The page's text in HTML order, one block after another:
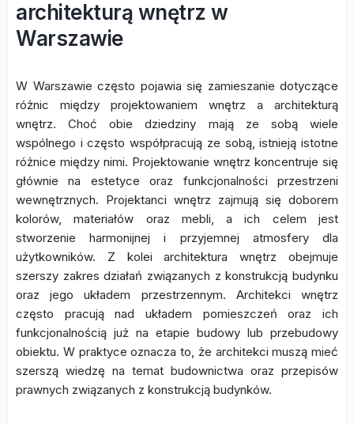
architekturą wnętrz w
Warszawie
W Warszawie często pojawia się zamieszanie dotyczące
różnic między projektowaniem wnętrz a architekturą
wnętrz. Choć obie dziedziny mają ze sobą wiele
wspólnego i często współpracują ze sobą, istnieją istotne
różnice między nimi. Projektowanie wnętrz koncentruje się
głównie na estetyce oraz funkcjonalności przestrzeni
wewnętrznych. Projektanci wnętrz zajmują się doborem
kolorów, materiałów oraz mebli, a ich celem jest
stworzenie harmonijnej i przyjemnej atmosfery dla
użytkowników. Z kolei architektura wnętrz obejmuje
szerszy zakres działań związanych z konstrukcją budynku
oraz jego układem przestrzennym. Architekci wnętrz
często pracują nad układem pomieszczeń oraz ich
funkcjonalnością już na etapie budowy lub przebudowy
obiektu. W praktyce oznacza to, że architekci muszą mieć
szerszą wiedzę na temat budownictwa oraz przepisów
prawnych związanych z konstrukcją budynków.